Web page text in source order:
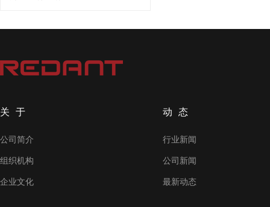
关于
公司简介
组织机构
企业文化
动态
行业新闻
公司新闻
最新动态